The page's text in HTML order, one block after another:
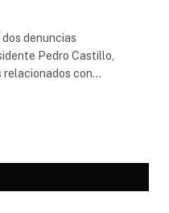
denuncias
Pedro Castillo,
relacionados con…